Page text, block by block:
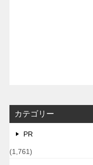
カテゴリー
PR
(1,761)